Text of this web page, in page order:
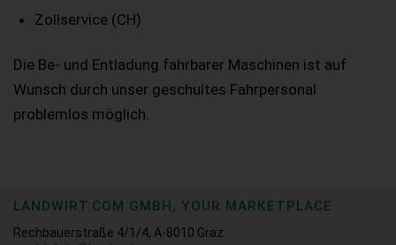
Zollservice (CH)
Die Be- und Entladung fahrbarer Maschinen ist auf
Wunsch durch unser geschultes Fahrpersonal
problemlos möglich.
LANDWIRT.COM GMBH, YOUR MARKETPLACE
Rechbauerstraße 4/1/4, A-8010 Graz